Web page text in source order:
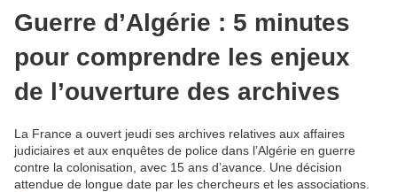
Guerre d’Algérie : 5 minutes
pour comprendre les enjeux
de l’ouverture des archives
La France a ouvert jeudi ses archives relatives aux affaires
judiciaires et aux enquêtes de police dans l’Algérie en guerre
contre la colonisation, avec 15 ans d’avance. Une décision
attendue de longue date par les chercheurs et les associations.